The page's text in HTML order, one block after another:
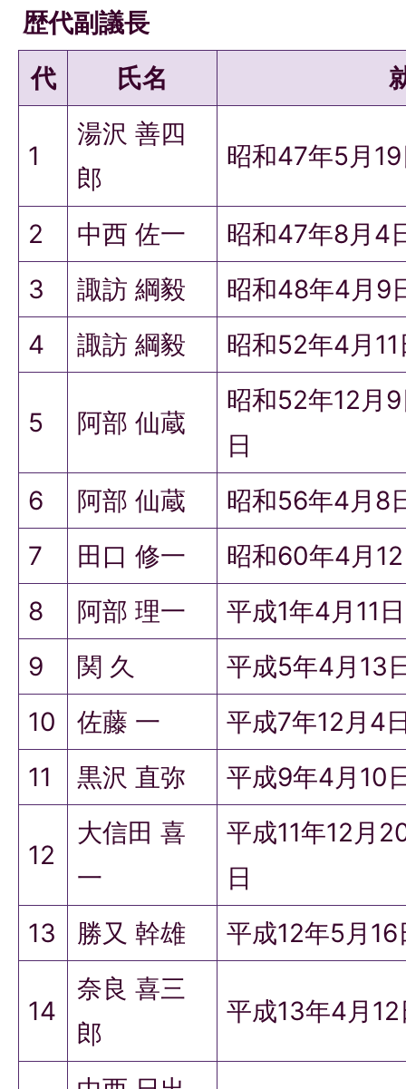
歴代副議長
代
氏名
1
湯沢 善四
郎
昭和47年5月
2 中西 佐一
昭和47年8月4
3
諏訪 綱毅
昭和48年4月9
4
諏訪 綱毅 昭和52年4月
5 阿部 仙蔵
昭和52年12月
日
6
阿部 仙蔵
昭和56年4月8
7
田口 修一
昭和60年4月
8
阿部 理一
平成1年4月11
9
関 久
平成5年4月13
10
佐藤 一
平成7年12月4
11
黒沢 直弥 平成9年4月10
12
大信田 喜
一
平成11年12月
日
13
勝又 幹雄 平成12年5月
14
奈良 喜三
郎
平成13年4月